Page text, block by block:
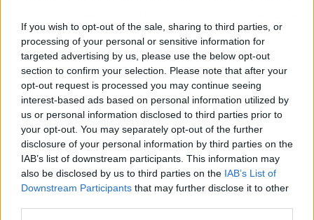
If you wish to opt-out of the sale, sharing to third parties, or
processing of your personal or sensitive information for
targeted advertising by us, please use the below opt-out
section to confirm your selection. Please note that after your
opt-out request is processed you may continue seeing
interest-based ads based on personal information utilized by
us or personal information disclosed to third parties prior to
your opt-out. You may separately opt-out of the further
disclosure of your personal information by third parties on the
IAB’s list of downstream participants. This information may
also be disclosed by us to third parties on the IAB’s List of
Downstream Participants that may further disclose it to other
5 y 10 millones de años hasta llegar a la Tierra.
Su viaje es tan extraordinario como su
contenido.